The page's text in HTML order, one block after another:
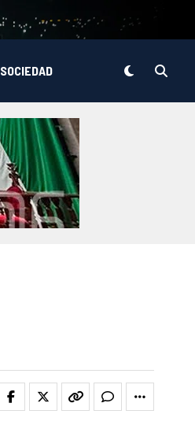
SOCIEDAD